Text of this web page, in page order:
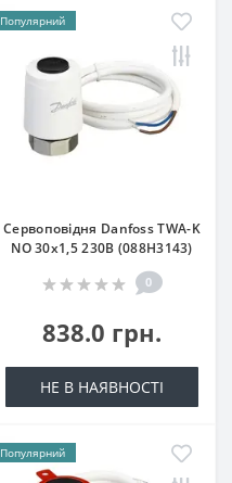
Популярний
Сервоповідня Danfoss TWA-K
NO 30х1,5 230В (088H3143)
0
838.0 грн.
НЕ В НАЯВНОСТІ
Популярний